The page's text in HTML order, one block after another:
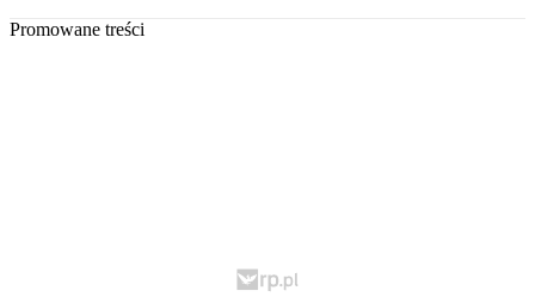
Promowane treści